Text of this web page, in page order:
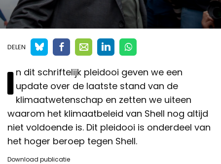
DELEN
I n dit schriftelijk pleidooi geven we een
update over de laatste stand van de
klimaatwetenschap en zetten we uiteen
waarom het klimaatbeleid van Shell nog altijd
niet voldoende is. Dit pleidooi is onderdeel van
het hoger beroep tegen Shell.
Download publicatie